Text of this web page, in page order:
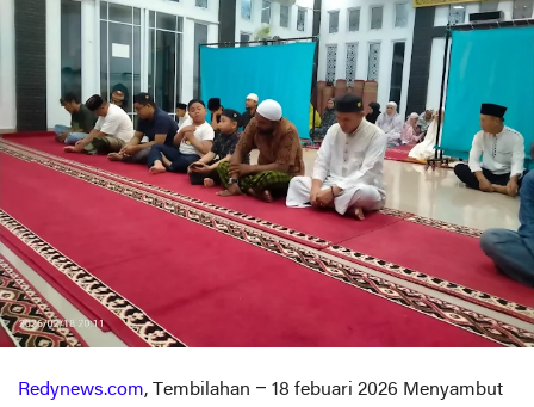
Redynews.com, Tembilahan – 18 febuari 2026 Menyambut